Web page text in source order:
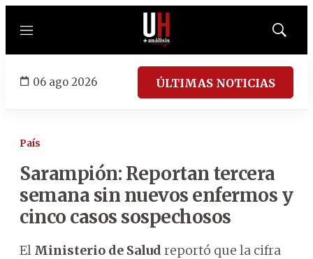
Menú
Mostrar
06 ago 2026 ÚLTIMAS NOTICIAS
País
Sarampión: Reportan tercera
semana sin nuevos enfermos y
cinco casos sospechosos
El Ministerio de Salud reportó que la cifra